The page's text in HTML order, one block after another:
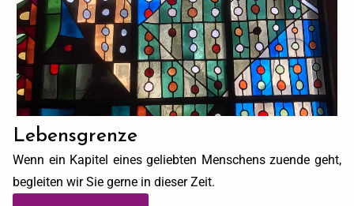
Lebensgrenze
Wenn ein Kapitel eines geliebten Menschens zuende geht,
begleiten wir Sie gerne in dieser Zeit.